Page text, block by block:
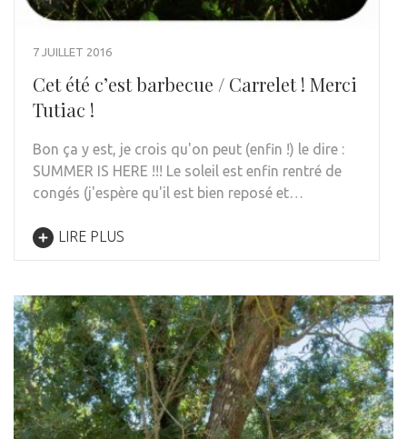
7 JUILLET 2016
Cet été c’est barbecue / Carrelet ! Merci
Tutiac !
Bon ça y est, je crois qu'on peut (enfin !) le dire :
SUMMER IS HERE !!! Le soleil est enfin rentré de
congés (j'espère qu'il est bien reposé et…
LIRE PLUS